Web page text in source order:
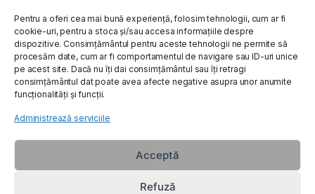
Pentru a oferi cea mai bună experiență, folosim tehnologii, cum ar fi
cookie-uri, pentru a stoca și/sau accesa informațiile despre
dispozitive. Consimțământul pentru aceste tehnologii ne permite să
procesăm date, cum ar fi comportamentul de navigare sau ID-uri unice
pe acest site. Dacă nu îți dai consimțământul sau îți retragi
consimțământul dat poate avea afecte negative asupra unor anumite
funcționalități și funcții.
Administrează serviciile
Acceptă
Refuză
Customer Care
About Us